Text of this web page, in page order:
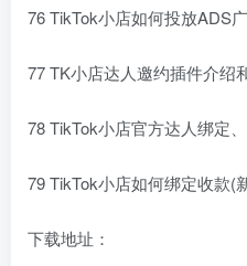
76 TikTok小店如何投放ADS
77 TK小店达人邀约插件介绍
78 TikTok小店官方达人绑定
79 TikTok小店如何绑定收款(
下载地址：